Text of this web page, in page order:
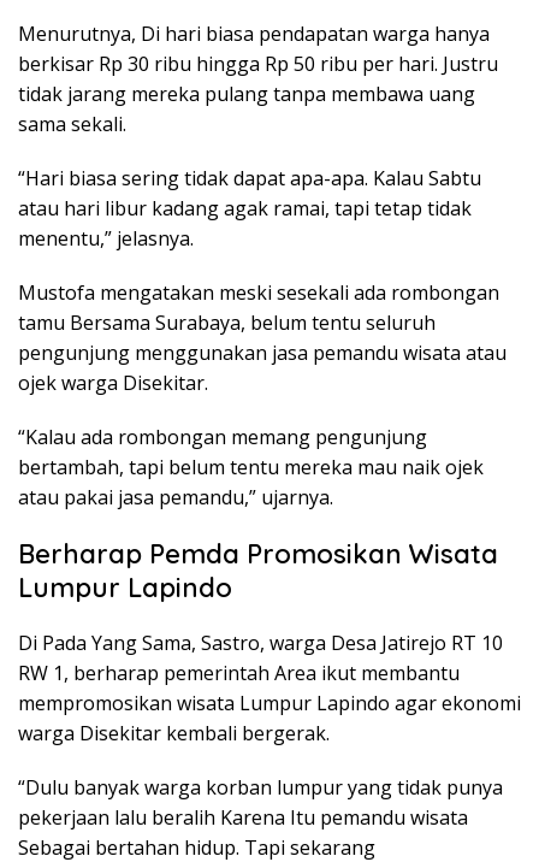
Menurutnya, Di hari biasa pendapatan warga hanya
berkisar Rp 30 ribu hingga Rp 50 ribu per hari. Justru
tidak jarang mereka pulang tanpa membawa uang
sama sekali.
“Hari biasa sering tidak dapat apa-apa. Kalau Sabtu
atau hari libur kadang agak ramai, tapi tetap tidak
menentu,” jelasnya.
Mustofa mengatakan meski sesekali ada rombongan
tamu Bersama Surabaya, belum tentu seluruh
pengunjung menggunakan jasa pemandu wisata atau
ojek warga Disekitar.
“Kalau ada rombongan memang pengunjung
bertambah, tapi belum tentu mereka mau naik ojek
atau pakai jasa pemandu,” ujarnya.
Berharap Pemda Promosikan Wisata
Lumpur Lapindo
Di Pada Yang Sama, Sastro, warga Desa Jatirejo RT 10
RW 1, berharap pemerintah Area ikut membantu
mempromosikan wisata Lumpur Lapindo agar ekonomi
warga Disekitar kembali bergerak.
“Dulu banyak warga korban lumpur yang tidak punya
pekerjaan lalu beralih Karena Itu pemandu wisata
Sebagai bertahan hidup. Tapi sekarang